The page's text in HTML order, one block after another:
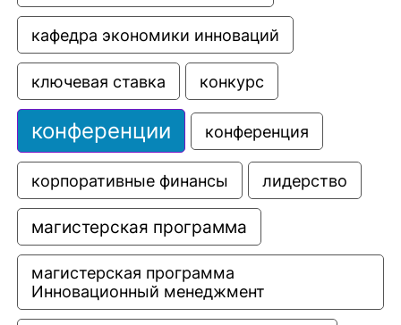
кафедра экономики инноваций
ключевая ставка конкурс
конференции конференция
корпоративные финансы лидерство
магистерская программа
магистерская программа
Инновационный менеджмент